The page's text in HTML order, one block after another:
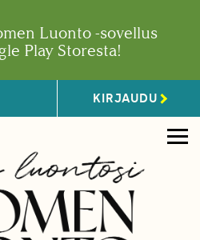
Luonto -sovellus
Play Storesta!
KIRJAUDU